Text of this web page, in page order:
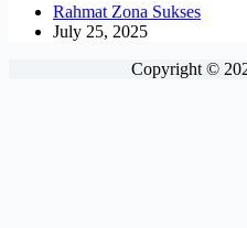
Rahmat Zona Sukses
July 25, 2025
Copyright ©